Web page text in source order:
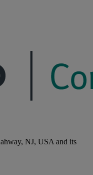
NJ, USA and its